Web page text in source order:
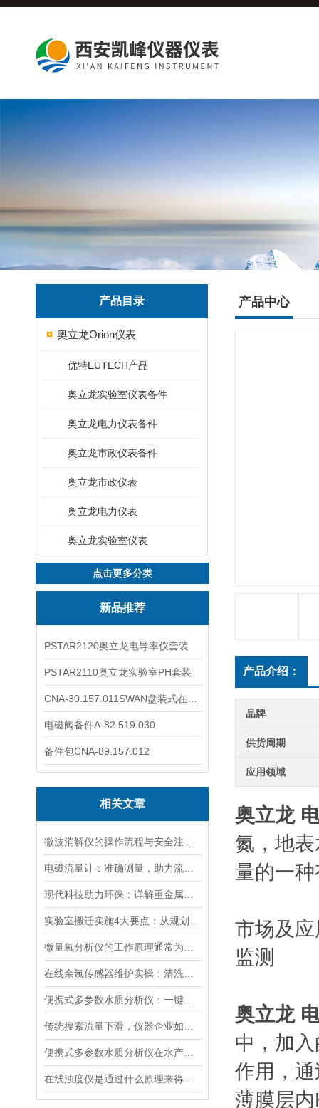
产品目录
奥立龙Orion仪表
优特EUTECH产品
奥立龙实验室仪表备件
奥立龙电力仪表备件
奥立龙市政仪表备件
奥立龙市政仪表
奥立龙电力仪表
奥立龙实验室仪表
点击更多分类
新品推荐
PSTAR2120奥立龙电导率仪套装
PSTAR2110奥立龙实验室PH套装
电磁阀备件A-82.519.030
备件包CNA-89.157.012
相关文章
产品中心
产品介绍：
品牌
供货周期
应用领域
奥立龙
氮，地
量的一
市场及
监测
奥立龙
中，加
作用，
薄膜层